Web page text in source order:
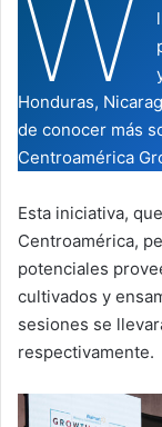
Honduras,
de conocer más
Centroamérica
Esta iniciativa,
Centroamérica,
potenciales
cultivados y
sesiones se
respectivamente.